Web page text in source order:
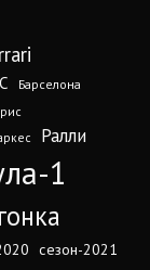
Барселона
Ралли
1
гонка
сезон-2021